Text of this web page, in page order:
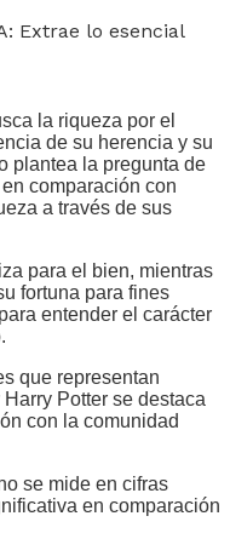
Extrae lo esencial
la riqueza por el
de su herencia y su
plantea la pregunta de
en comparación con
a través de sus
para el bien, mientras
fortuna para fines
entender el carácter
que representan
Potter se destaca
con la comunidad
se mide en cifras
en comparación